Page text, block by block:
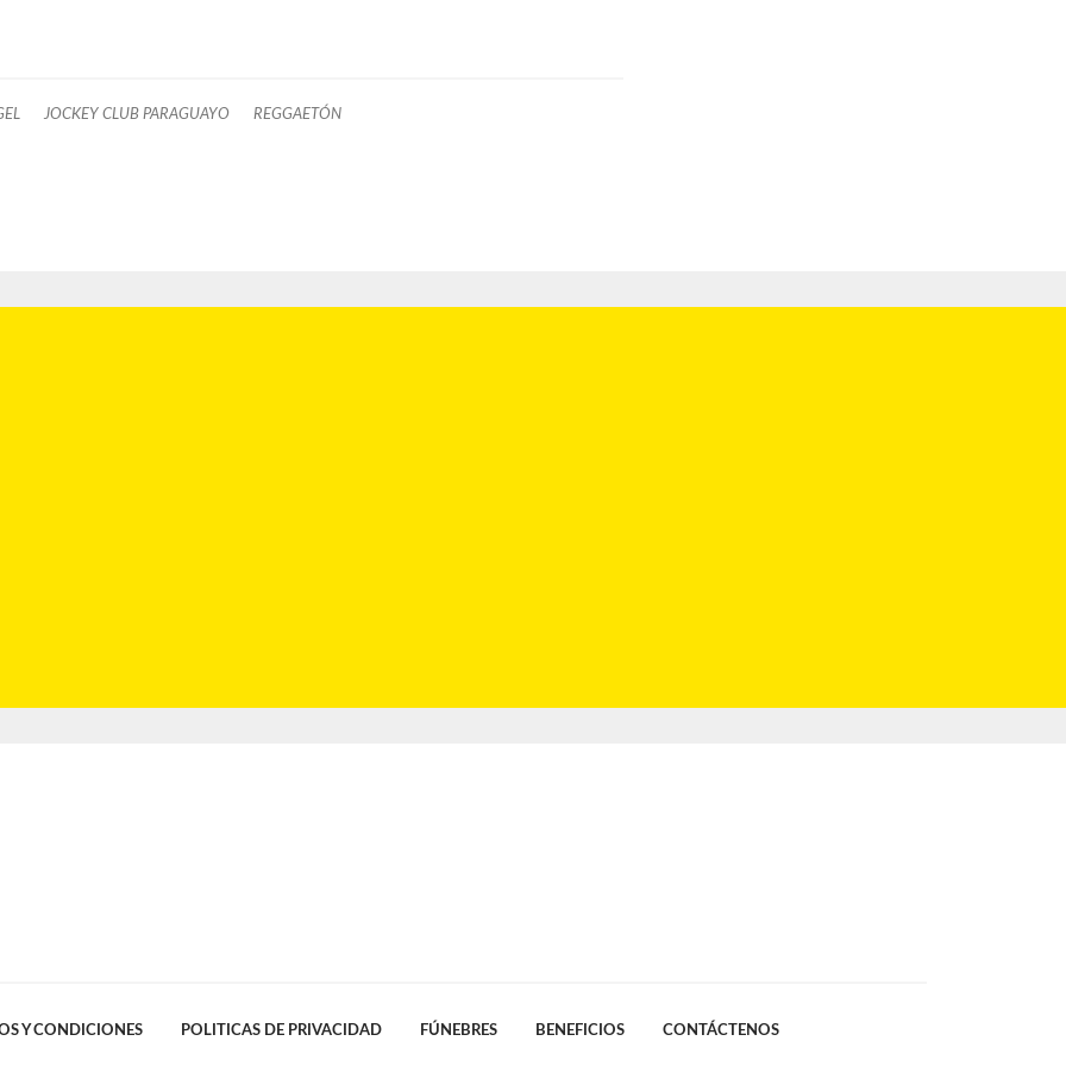
JOCKEY CLUB PARAGUAYO REGGAETÓN
Y CONDICIONES POLITICAS DE PRIVACIDAD FÚNEBRES BENEFICIOS CONTÁCTENOS